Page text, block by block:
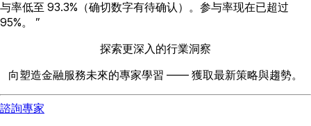
与率低至 93.3%（确切数字有待确认）。参与率现在已超过
95%。 ”
探索更深入的行業洞察
向塑造金融服務未來的專家學習 —— 獲取最新策略與趨勢。
諮詢專家